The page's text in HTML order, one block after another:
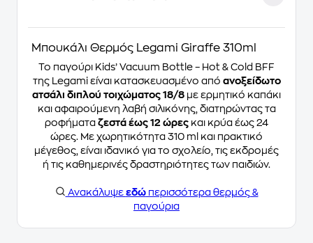
Μπουκάλι Θερμός Legami Giraffe 310ml
Το παγούρι Kids’ Vacuum Bottle – Hot & Cold BFF
της Legami είναι κατασκευασμένο από ανοξείδωτο
ατσάλι διπλού τοιχώματος 18/8 με ερμητικό καπάκι
και αφαιρούμενη λαβή σιλικόνης, διατηρώντας τα
ροφήματα ζεστά έως 12 ώρες και κρύα έως 24
ώρες. Με χωρητικότητα 310 ml και πρακτικό
μέγεθος, είναι ιδανικό για το σχολείο, τις εκδρομές
ή τις καθημερινές δραστηριότητες των παιδιών.
Ανακάλυψε εδώπερισσότερα θερμός &
παγούρια